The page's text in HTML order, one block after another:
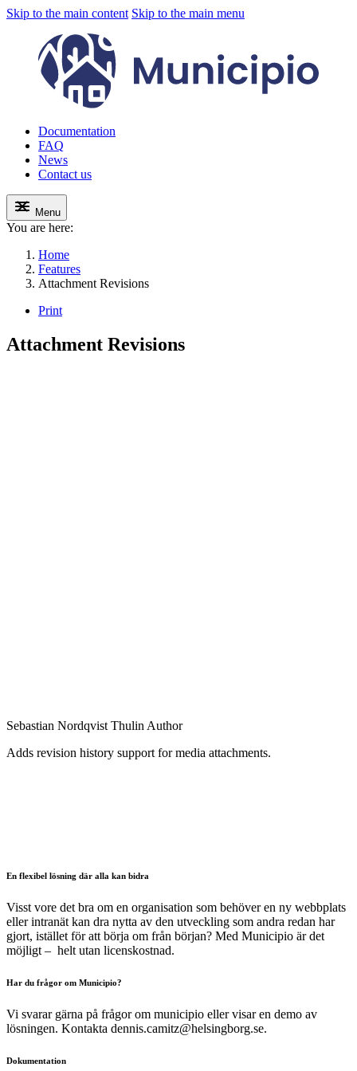
Skip to the main content Skip to the main menu
Documentation
FAQ
News
Contact us
Menu
You are here:
Home
Features
Attachment Revisions
Print
Attachment Revisions
Sebastian Nordqvist Thulin Author
Adds revision history support for media attachments.
En flexibel lösning där alla kan bidra
Visst vore det bra om en organisation som behöver en ny webbplats
eller intranät kan dra nytta av den utveckling som andra redan har
gjort, istället för att börja om från början? Med Municipio är det
möjligt – helt utan licenskostnad.
Har du frågor om Municipio?
Vi svarar gärna på frågor om municipio eller visar en demo av
lösningen. Kontakta dennis.camitz@helsingborg.se.
Dokumentation